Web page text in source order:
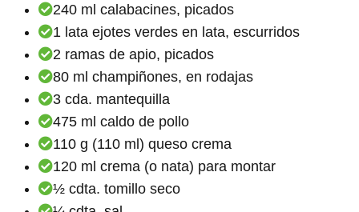
240 ml calabacines, picados
1 lata ejotes verdes en lata, escurridos
2 ramas de apio, picados
80 ml champiñones, en rodajas
3 cda. mantequilla
475 ml caldo de pollo
110 g (110 ml) queso crema
120 ml crema (o nata) para montar
½ cdta. tomillo seco